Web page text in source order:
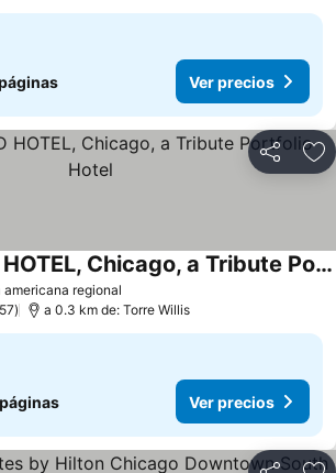
Ver precios
Compartir
americana regional
THE MIDLAND HOTEL, Chicago, a Tribute Portfolio Hotel
a 0.3 km de: Torre Willis
Ver precios